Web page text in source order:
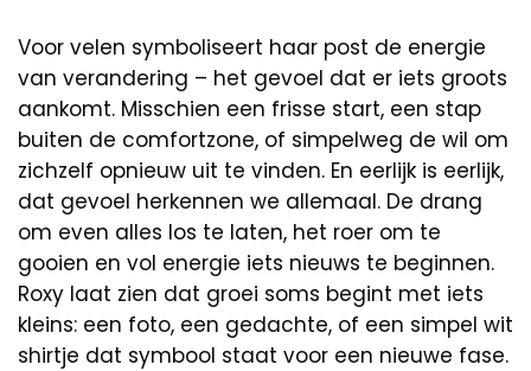
Voor velen symboliseert haar post de energie
van verandering – het gevoel dat er iets groots
aankomt. Misschien een frisse start, een stap
buiten de comfortzone, of simpelweg de wil om
zichzelf opnieuw uit te vinden. En eerlijk is eerlijk,
dat gevoel herkennen we allemaal. De drang
om even alles los te laten, het roer om te
gooien en vol energie iets nieuws te beginnen.
Roxy laat zien dat groei soms begint met iets
kleins: een foto, een gedachte, of een simpel wit
shirtje dat symbool staat voor een nieuwe fase.